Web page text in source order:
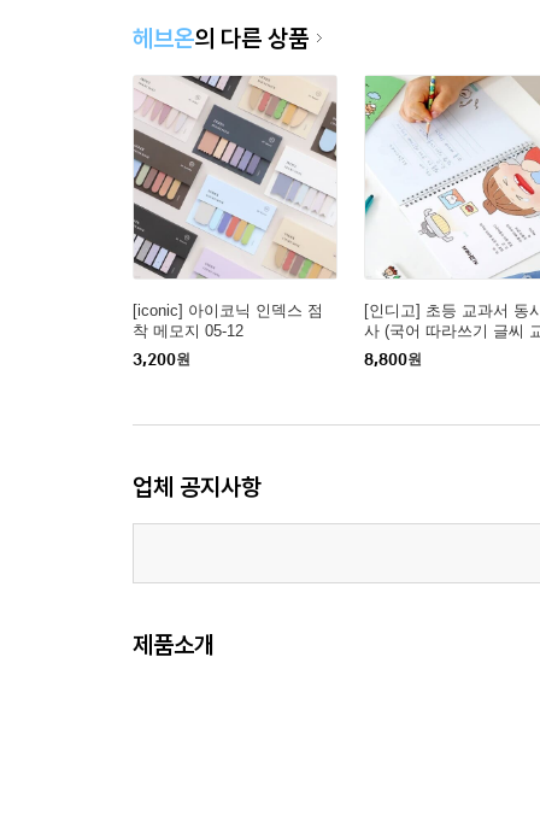
헤브온의 다른 상품
[iconic] 아이코닉 인덱스 점
착 메모지 05-12
3,200원
[인디고] 초등 교과서 동
사 (국어 따라쓰기 글씨
문해력)
8,800원
업체 공지사항
제품소개